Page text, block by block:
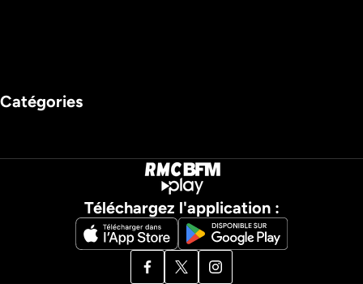
Catégories
Téléchargez l'application :